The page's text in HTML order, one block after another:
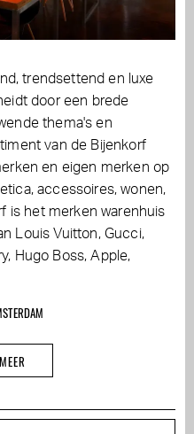
trendsettend en luxe
door een brede
thema's en
van de Bijenkorf
en eigen merken op
accessoires, wonen,
is het merken warenhuis
Louis Vuitton, Gucci,
Hugo Boss, Apple,